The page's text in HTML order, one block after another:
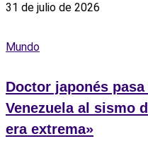
31 de julio de 2026
Mundo
Doctor japonés
Venezuela al sismo
era extrema»